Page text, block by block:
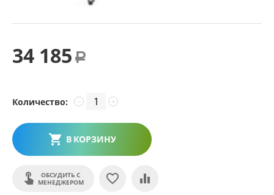
34 185 Р
Количество: +
−
В КОРЗИНУ
ОБСУДИТЬ С
МЕНЕДЖЕРОМ